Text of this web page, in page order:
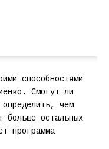
способностями
Смогут ли
определить, чем
больше остальных
программа